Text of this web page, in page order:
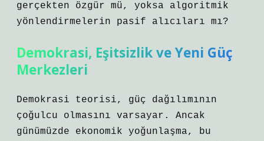
gerçekten özgür mü, yoksa algoritmik
yönlendirmelerin pasif alıcıları mı?
Demokrasi, Eşitsizlik ve Yeni Güç
Merkezleri
Demokrasi teorisi, güç dağılımının
çoğulcu olmasını varsayar. Ancak
günümüzde ekonomik yoğunlaşma, bu